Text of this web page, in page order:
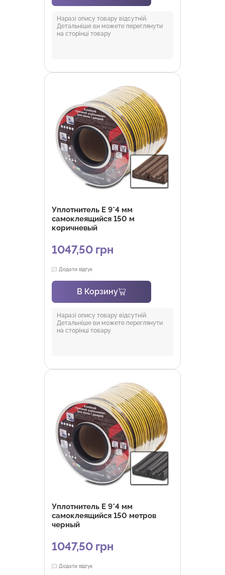
Наразі опису товару відсутній.
Детальніше ви можете переглянути
на сторінці товару
Уплотнитель E 9*4 мм
самоклеящийся 150 м
коричневый
1047,50 грн
Додати відгук
В Корзину
Наразі опису товару відсутній.
Детальніше ви можете переглянути
на сторінці товару
Уплотнитель E 9*4 мм
самоклеящийся 150 метров
черный
1047,50 грн
Додати відгук